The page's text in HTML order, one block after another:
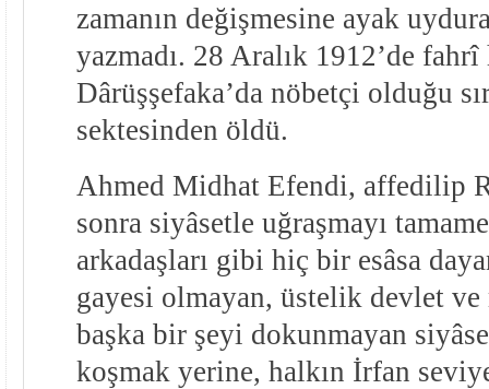
zamanın değişmesine ayak
yazmadı. 28 Aralık 1912’de
Dârüşşefaka’da nöbetçi olduğu
sektesinden öldü.
Ahmed Midhat Efendi, affedilip
sonra siyâsetle uğraşmayı
arkadaşları gibi hiç bir esâsa
gayesi olmayan, üstelik devlet ve
başka bir şeyi dokunmayan
koşmak yerine, halkın İrfan